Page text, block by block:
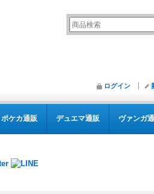
ログイン
ポケカ通販 デュエマ通販 ヴァンガ